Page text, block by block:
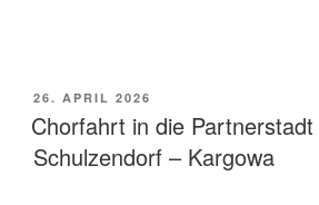
VERÖFFENTLICHT
AM
26. APRIL 2026
Chorfahrt in die
Schulzendorf – Kargowa